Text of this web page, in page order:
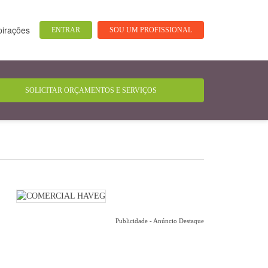
ENTRAR SOU UM PROFISSIONAL
Publicidade - Anúncio Destaque